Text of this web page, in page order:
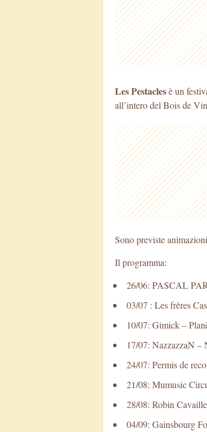
Les Pestaclesè un
all’intero del Bois de
Sono previste
Il programma:
26/06: PASCAL
03/07 : Les frères
10/07: Gimick –
17/07: NazzazzaN
24/07: Permis de
21/08: Mumusic
28/08: Robin
04/09: Gainsbourg